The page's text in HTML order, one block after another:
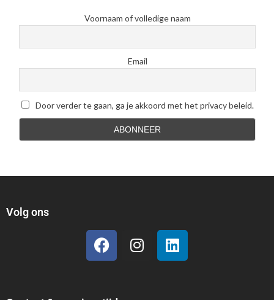
Voornaam of volledige naam
Email
Door verder te gaan, ga je akkoord met het privacy beleid.
Volg ons